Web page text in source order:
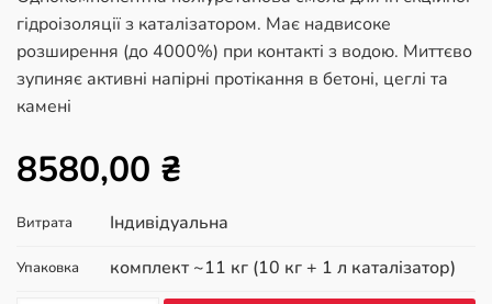
гідроізоляції з каталізатором. Має надвисоке
розширення (до 4000%) при контакті з водою. Миттєво
зупиняє активні напірні протікання в бетоні, цеглі та
камені
8580,00 ₴
Витрата Індивідуальна
Упаковка комплект ~11 кг (10 кг + 1 л каталізатор)